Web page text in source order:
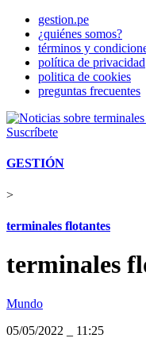
gestion.pe
¿quiénes somos?
términos y
política de privacidad
politica de cookies
preguntas frecuentes
Suscríbete
GESTIÓN
>
terminales flotantes
terminales
Mundo
05/05/2022
11:25